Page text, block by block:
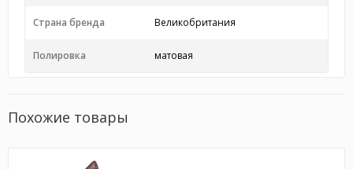
Страна бренда Великобритания
Полировка матовая
Похожие товары